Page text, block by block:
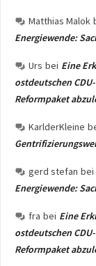
Matthias Malok
Energiewende:
Urs bei Eine
ostdeutschen
Reformpaket
KarlderKleine
gerd stefan bei
Energiewende:
fra bei Eine
ostdeutschen
Reformpaket